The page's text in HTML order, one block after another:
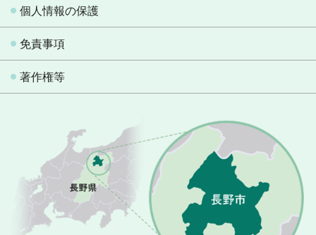
個人情報の保護
免責事項
著作権等